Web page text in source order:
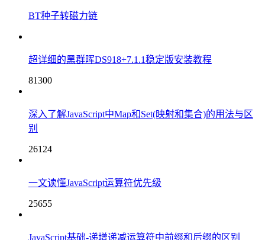
BT种子转磁力链
超详细的黑群晖DS918+7.1.1稳定版安装教程
81300
深入了解JavaScript中Map和Set(映射和集合)的用法与区
别
26124
一文读懂JavaScript运算符优先级
25655
JavaScript基础-递增递减运算符中前缀和后缀的区别